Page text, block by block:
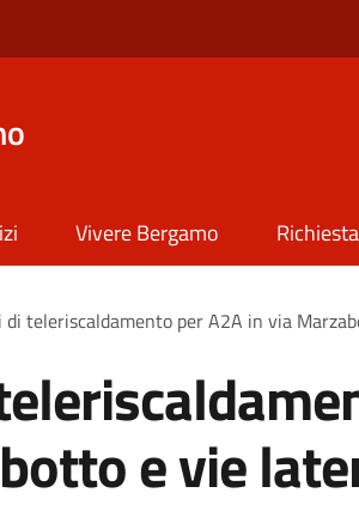
Vivere Bergamo
di teleriscaldamento per A2A in via
e vie